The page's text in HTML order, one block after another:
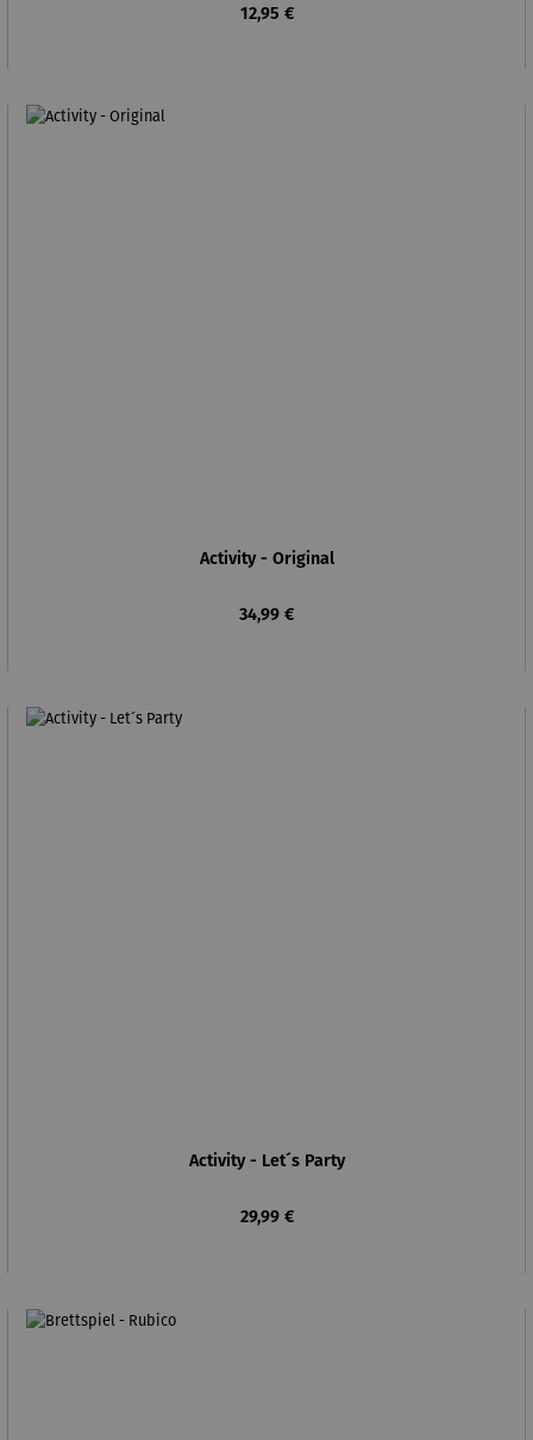
Regulärer Preis:
12,95 €
Activity - Original
Regulärer Preis:
34,99 €
Activity - Let´s Party
Regulärer Preis:
29,99 €